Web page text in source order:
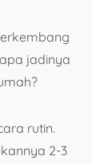
jadinya
rutin.
2-3